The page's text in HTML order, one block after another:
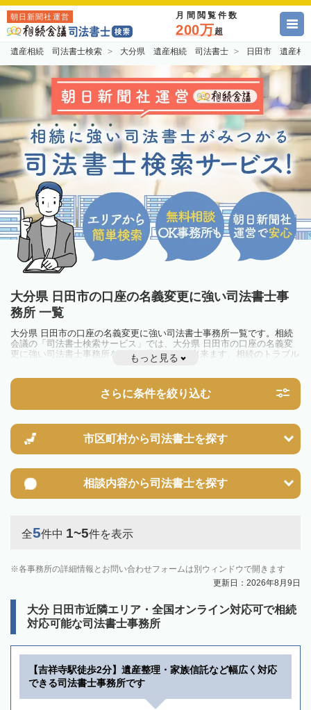
朝日新聞社運営 月間閲覧件数
200万超
遺産相続 司法書士検索 大分県 遺産相続 司法書士 日田市 遺産相
大分県 日田市の口座の名義変更に強い司法書士事
務所 一覧
大分県 日田市の口座の名義変更に強い司法書士事務所一覧です。相続
会議の「司法書士検索サービス」では、大分県 日田市の口座の名義変
更に強い司法書士事務所を一覧で見ることが出来ます。相続のトラブル
やお悩みを抱えている方は一度近隣の司法書士に相談してみましょう。
もっと見る
さらに条件を絞り込む
市区町村から司法書士を探す
相談内容から司法書士を探す
全5件中 1~5件を表示
各事務所の詳細情報とお問い合わせフォームは別ウィンドウで開きます
更新日：2026年8月9日
大分 日田市近隣エリア・全国オンライン対応可で相続
対応可能な司法書士事務所
【吉祥寺駅徒歩2分】遺産整理・家族信託など幅広く対応
できる司法書士事務所です